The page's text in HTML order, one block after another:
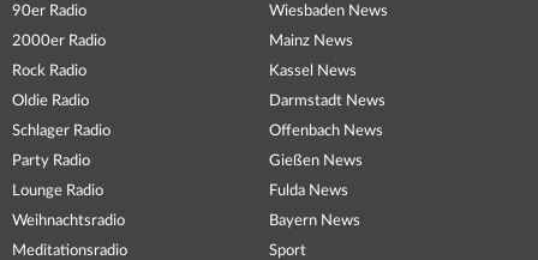
90er Radio
2000er Radio
Rock Radio
Oldie Radio
Schlager Radio
Party Radio
Lounge Radio
Weihnachtsradio
Meditationsradio
Wiesbaden News
Mainz News
Kassel News
Darmstadt News
Offenbach News
Gießen News
Fulda News
Bayern News
Sport